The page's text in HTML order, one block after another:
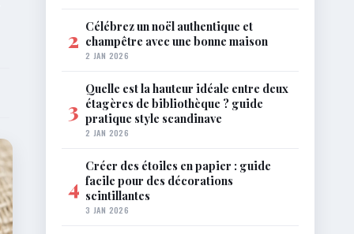
2 Célébrez un noël authentique et
champêtre avec une bonne maison
2 JAN 2026
3
Quelle est la hauteur idéale entre deux
étagères de bibliothèque ? guide
pratique style scandinave
2 JAN 2026
4
Créer des étoiles en papier : guide
facile pour des décorations
scintillantes
3 JAN 2026